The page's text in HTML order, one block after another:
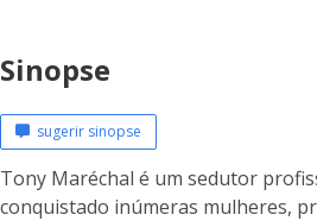
Sinopse
sugerir sinopse
Tony Maréchal é um sedutor
conquistado inúmeras mulheres,